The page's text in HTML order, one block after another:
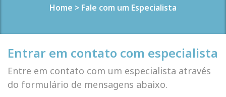
Home > Fale com um Especialista
Entrar em contato com especialista
Entre em contato com um especialista através
do formulário de mensagens abaixo.